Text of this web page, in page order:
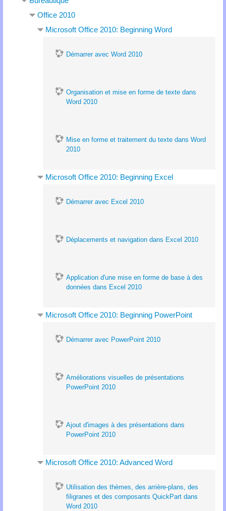
Office 2010
Microsoft Office 2010: Beginning Word
Démarrer avec Word 2010
Organisation et mise en forme de texte dans
Word 2010
Mise en forme et traitement du texte dans Word
2010
Microsoft Office 2010: Beginning Excel
Démarrer avec Excel 2010
Déplacements et navigation dans Excel 2010
Application d'une mise en forme de base à des
données dans Excel 2010
Microsoft Office 2010: Beginning PowerPoint
Démarrer avec PowerPoint 2010
Améliorations visuelles de présentations
PowerPoint 2010
Ajout d'images à des présentations dans
PowerPoint 2010
Microsoft Office 2010: Advanced Word
Utilisation des thèmes, des arrière-plans, des
filigranes et des composants QuickPart dans
Word 2010